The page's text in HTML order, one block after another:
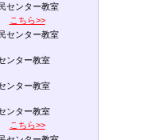
センター教室
こちら>>
センター教室
ンター教室
ンター教室
ンター教室
こちら>>